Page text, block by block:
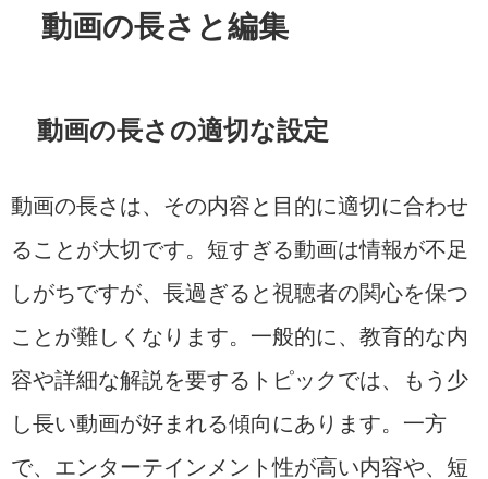
動画の長さと編集
動画の長さの適切な設定
動画の長さは、その内容と目的に適切に合わせ
ることが大切です。短すぎる動画は情報が不足
しがちですが、長過ぎると視聴者の関心を保つ
ことが難しくなります。一般的に、教育的な内
容や詳細な解説を要するトピックでは、もう少
し長い動画が好まれる傾向にあります。一方
で、エンターテインメント性が高い内容や、短